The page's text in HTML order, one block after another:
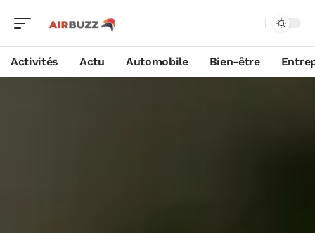
Activités Actu Automobile Bien-être